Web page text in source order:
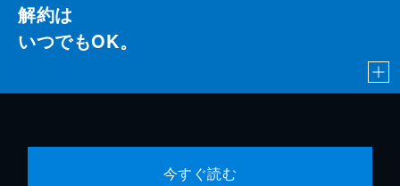
解約は
いつでもOK。
今すぐ読む